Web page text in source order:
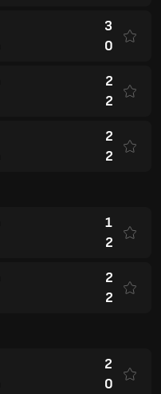
3
0
2
2
2
2
1
2
2
2
2
0